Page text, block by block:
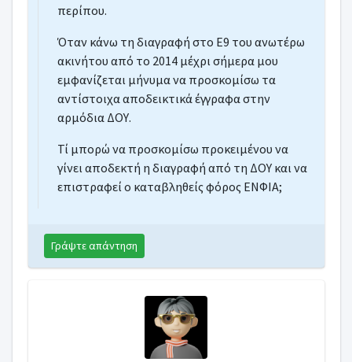
περίπου.
Όταν κάνω τη διαγραφή στο Ε9 του ανωτέρω
ακινήτου από το 2014 μέχρι σήμερα μου
εμφανίζεται μήνυμα να προσκομίσω τα
αντίστοιχα αποδεικτικά έγγραφα στην
αρμόδια ΔΟΥ.
Τί μπορώ να προσκομίσω προκειμένου να
γίνει αποδεκτή η διαγραφή από τη ΔΟΥ και να
επιστραφεί ο καταβληθείς φόρος ΕΝΦΙΑ;
Γράψτε απάντηση